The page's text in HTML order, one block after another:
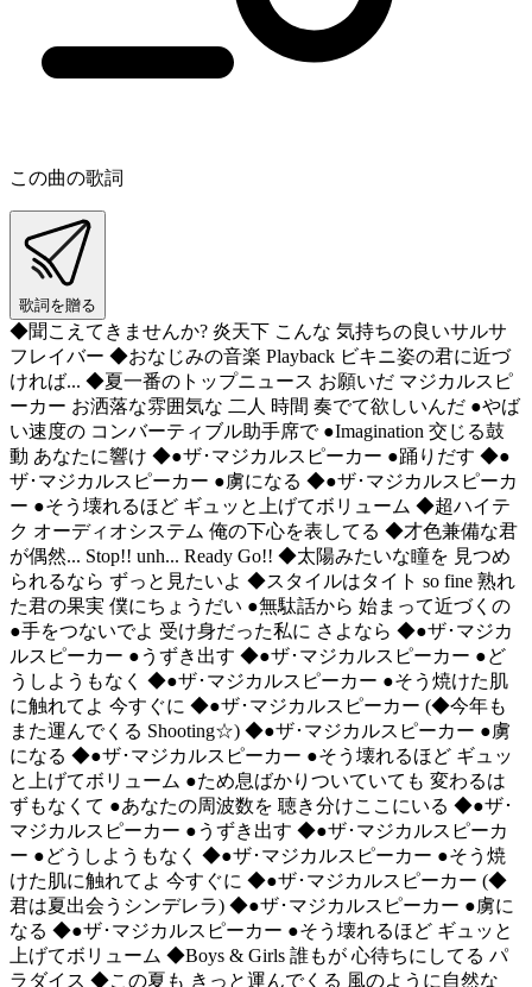
この曲の歌詞
歌詞を贈る
◆聞こえてきませんか? 炎天下 こんな 気持ちの良いサルサ
フレイバー ◆おなじみの音楽 Playback ビキニ姿の君に近づ
ければ... ◆夏一番のトップニュース お願いだ マジカルスピ
ーカー お洒落な雰囲気な 二人 時間 奏でて欲しいんだ ●やば
い速度の コンバーティブル助手席で ●Imagination 交じる鼓
動 あなたに響け ◆●ザ･マジカルスピーカー ●踊りだす ◆●
ザ･マジカルスピーカー ●虜になる ◆●ザ･マジカルスピーカ
ー ●そう壊れるほど ギュッと上げてボリューム ◆超ハイテ
ク オーディオシステム 俺の下心を表してる ◆才色兼備な君
が偶然... Stop!! unh... Ready Go!! ◆太陽みたいな瞳を 見つめ
られるなら ずっと見たいよ ◆スタイルはタイト so fine 熟れ
た君の果実 僕にちょうだい ●無駄話から 始まって近づくの
●手をつないでよ 受け身だった私に さよなら ◆●ザ･マジカ
ルスピーカー ●うずき出す ◆●ザ･マジカルスピーカー ●ど
うしようもなく ◆●ザ･マジカルスピーカー ●そう焼けた肌
に触れてよ 今すぐに ◆●ザ･マジカルスピーカー (◆今年も
また運んでくる Shooting☆) ◆●ザ･マジカルスピーカー ●虜
になる ◆●ザ･マジカルスピーカー ●そう壊れるほど ギュッ
と上げてボリューム ●ため息ばかりついていても 変わるは
ずもなくて ●あなたの周波数を 聴き分けここにいる ◆●ザ･
マジカルスピーカー ●うずき出す ◆●ザ･マジカルスピーカ
ー ●どうしようもなく ◆●ザ･マジカルスピーカー ●そう焼
けた肌に触れてよ 今すぐに ◆●ザ･マジカルスピーカー (◆
君は夏出会うシンデレラ) ◆●ザ･マジカルスピーカー ●虜に
なる ◆●ザ･マジカルスピーカー ●そう壊れるほど ギュッと
上げてボリューム ◆Boys & Girls 誰もが 心待ちにしてる パ
ラダイス ◆この夏も きっと運んでくる 風のように自然な